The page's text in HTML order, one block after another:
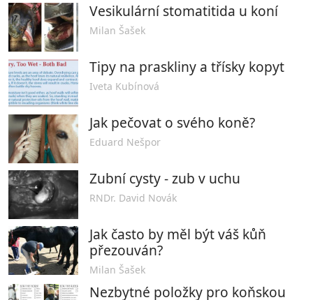
Vesikulární stomatitida u koní
Milan Šašek
Tipy na praskliny a třísky kopyt
Iveta Kubínová
Jak pečovat o svého koně?
Eduard Nešpor
Zubní cysty - zub v uchu
RNDr. David Novák
Jak často by měl být váš kůň
přezouván?
Milan Šašek
Nezbytné položky pro koňskou